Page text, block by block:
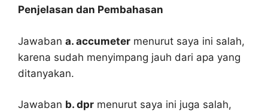
Penjelasan dan Pembahasan
Jawaban a. accumeter menurut saya ini salah,
karena sudah menyimpang jauh dari apa yang
ditanyakan.
Jawaban b. dpr menurut saya ini juga salah,